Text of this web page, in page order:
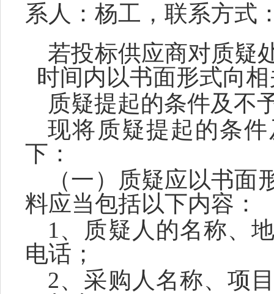
系人： 杨工，联系方式
若投标供应商对质疑
时间内以书面形式向
质疑提起的条件及不
现将质疑提起的条
下：
（一）质疑应以书
料应当包括以下内容：
1、质疑人的名称、
电话；
2、采购人名称、项